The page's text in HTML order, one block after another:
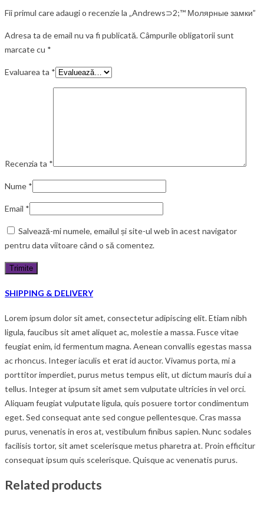
Fii primul care adaugi o recenzie la „Andrews⊃2;™ Молярные замки”
Adresa ta de email nu va fi publicată.Câmpurile obligatorii sunt
marcate cu *
Evaluarea ta *
Recenzia ta *
Nume *
Email *
Salvează-mi numele, emailul și site-ul web în acest navigator
pentru data viitoare când o să comentez.
SHIPPING & DELIVERY
Lorem ipsum dolor sit amet, consectetur adipiscing elit. Etiam nibh
ligula, faucibus sit amet aliquet ac, molestie a massa. Fusce vitae
feugiat enim, id fermentum magna. Aenean convallis egestas massa
ac rhoncus. Integer iaculis et erat id auctor. Vivamus porta, mi a
porttitor imperdiet, purus metus tempus elit, ut dictum mauris dui a
tellus. Integer at ipsum sit amet sem vulputate ultricies in vel orci.
Aliquam feugiat vulputate ligula, quis posuere tortor condimentum
eget. Sed consequat ante sed congue pellentesque. Cras massa
purus, venenatis in eros at, vestibulum finibus sapien. Nunc sodales
facilisis tortor, sit amet scelerisque metus pharetra at. Proin efficitur
consequat ipsum quis scelerisque. Quisque ac venenatis purus.
Related products